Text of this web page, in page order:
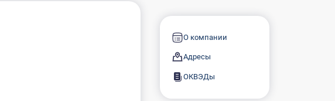
О компании
Адресы
ОКВЭДы